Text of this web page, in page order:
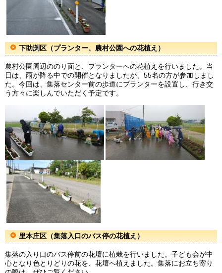
下助渕区（プランター、農村公園への花植え）
農村公園周辺ののり面と、プランターへの花植えを行いました。当
日は、雨が降る中での開催となりましたが、55名の方が参加しまし
た。今回は、集落センター前の歩道にプランターを設置し、行き交
う方々に楽しんでいただく予定です。
里本庄区（集落入口のバス停の花植え）
集落の入り口のバス停前の花壇に植栽を行いました。子ども会が中
心となり色とりどりの花を、花壇へ植えました。集落にお立ち寄り